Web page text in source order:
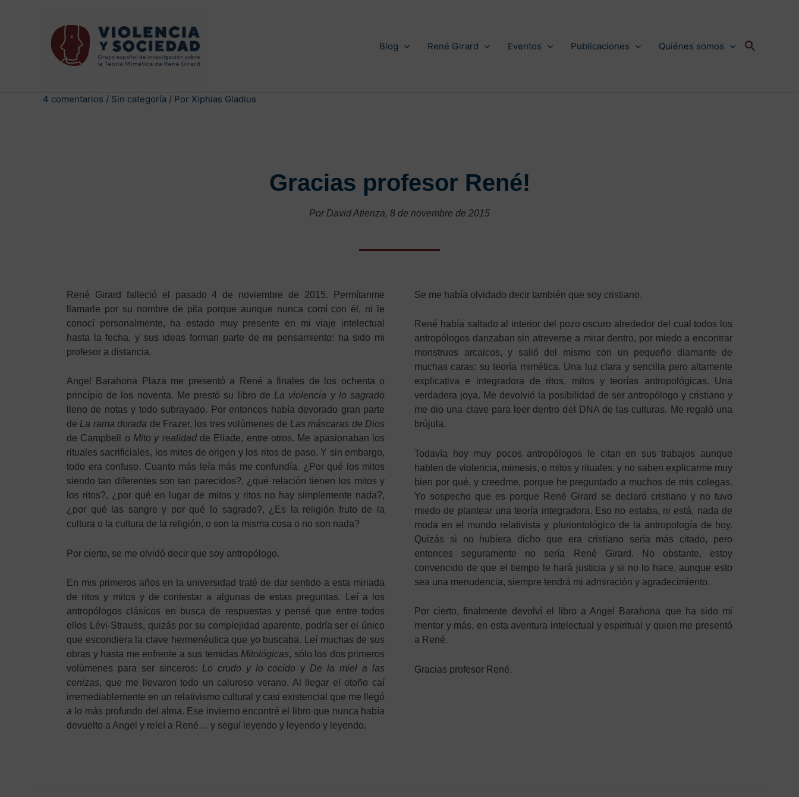
Blog René Girard Eventos Publicaciones Quiénes somos
4 comentarios / Sin categoría / Por Xiphias Gladius
Gracias profesor René!
Por David Atienza, 8 de novembre de 2015
René Girard falleció el pasado 4 de noviembre de 2015. Permítanme
llamarle por su nombre de pila porque aunque nunca comí con él, ni le
conocí personalmente, ha estado muy presente en mi viaje intelectual
hasta la fecha, y sus ideas forman parte de mi pensamiento: ha sido mi
profesor a distancia.
Angel Barahona Plaza me presentó a René a finales de los ochenta o
principio de los noventa. Me prestó su libro de La violencia y lo sagrado
lleno de notas y todo subrayado. Por entonces había devorado gran parte
de La rama dorada de Frazer, los tres volúmenes de Las máscaras de Dios
de Campbell o Mito y realidad de Eliade, entre otros. Me apasionaban los
rituales sacrificiales, los mitos de origen y los ritos de paso. Y sin embargo,
todo era confuso. Cuanto más leía más me confundía. ¿Por qué los mitos
siendo tan diferentes son tan parecidos?, ¿qué relación tienen los mitos y
los ritos?, ¿por qué en lugar de mitos y ritos no hay simplemente nada?,
¿por qué las sangre y por qué lo sagrado?, ¿Es la religión fruto de la
cultura o la cultura de la religión, o son la misma cosa o no son nada?
Por cierto, se me olvidó decir que soy antropólogo.
En mis primeros años en la universidad traté de dar sentido a esta miriada
de ritos y mitos y de contestar a algunas de estas preguntas. Leí a los
antropólogos clásicos en busca de respuestas y pensé que entre todos
ellos Lévi-Strauss, quizás por su complejidad aparente, podría ser el único
que escondiera la clave hermenéutica que yo buscaba. Leí muchas de sus
obras y hasta me enfrente a sus temidas Mitológicas, sólo los dos primeros
volúmenes para ser sinceros: Lo crudo y lo cocido yDe la miel a las
cenizas, que me llevaron todo un caluroso verano. Al llegar el otoño caí
irremediablemente en un relativismo cultural y casi existencial que me llegó
a lo más profundo del alma. Ese invierno encontré el libro que nunca había
devuelto a Angel y releí a René… y seguí leyendo y leyendo y leyendo.
Se me había olvidado decir también que soy cristiano.
René había saltado al interior del pozo oscuro alrededor del cual todos los
antropólogos danzaban sin atreverse a mirar dentro, por miedo a encontrar
monstruos arcaicos, y salió del mismo con un pequeño diamante de
muchas caras: su teoría mimética. Una luz clara y sencilla pero altamente
explicativa e integradora de ritos, mitos y teorías antropológicas. Una
verdadera joya. Me devolvió la posibilidad de ser antropólogo y cristiano y
me dio una clave para leer dentro del DNA de las culturas. Me regaló una
brújula.
Todavía hoy muy pocos antropólogos le citan en sus trabajos aunque
hablen de violencia, mimesis, o mitos y rituales, y no saben explicarme muy
bien por qué, y creedme, porque he preguntado a muchos de mis colegas.
Yo sospecho que es porque René Girard se declaró cristiano y no tuvo
miedo de plantear una teoría integradora. Eso no estaba, ni está, nada de
moda en el mundo relativista y pluriontológico de la antropología de hoy.
Quizás si no hubiera dicho que era cristiano sería más citado, pero
entonces seguramente no sería René Girard. No obstante, estoy
convencido de que el tiempo le hará justicia y si no lo hace, aunque esto
sea una menudencia, siempre tendrá mi admiración y agradecimiento.
Por cierto, finalmente devolví el libro a Angel Barahona que ha sido mi
mentor y más, en esta aventura intelectual y espiritual y quien me presentó
a René.
Gracias profesor René.